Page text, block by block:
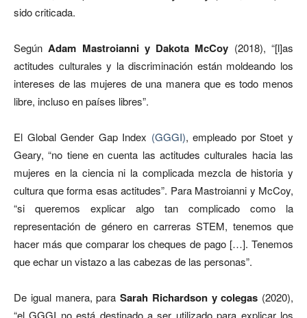
sido criticada.
Según Adam Mastroianni y Dakota McCoy (2018), “[l]as
actitudes culturales y la discriminación están moldeando los
intereses de las mujeres de una manera que es todo menos
libre, incluso en países libres”.
El Global Gender Gap Index (GGGI), empleado por Stoet y
Geary, “no tiene en cuenta las actitudes culturales hacia las
mujeres en la ciencia ni la complicada mezcla de historia y
cultura que forma esas actitudes”. Para Mastroianni y McCoy,
“si queremos explicar algo tan complicado como la
representación de género en carreras STEM, tenemos que
hacer más que comparar los cheques de pago […]. Tenemos
que echar un vistazo a las cabezas de las personas”.
De igual manera, para Sarah Richardson y colegas (2020),
“el GGGI no está destinado a ser utilizado para explicar los